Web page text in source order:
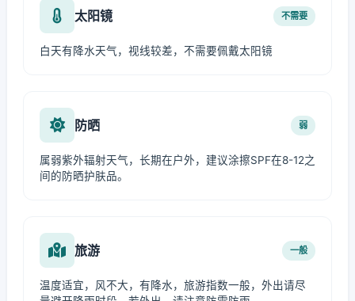
太阳镜 不需要
白天有降水天气，视线较差，不需要佩戴太阳镜
防晒 弱
属弱紫外辐射天气，长期在户外，建议涂擦SPF在8-12之
间的防晒护肤品。
旅游 一般
温度适宜，风不大，有降水，旅游指数一般，外出请尽